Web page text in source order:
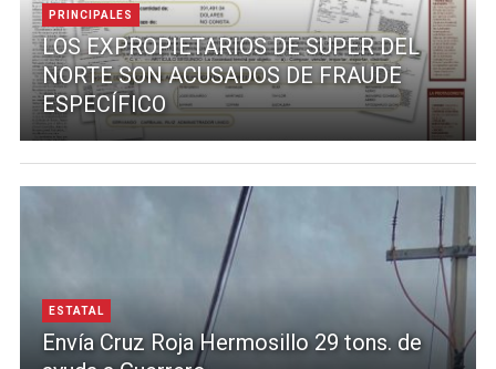
PRINCIPALES
LOS EXPROPIETARIOS DE SUPER DEL
NORTE SON ACUSADOS DE FRAUDE
ESPECÍFICO
ESTATAL
Envía Cruz Roja Hermosillo 29 tons. de